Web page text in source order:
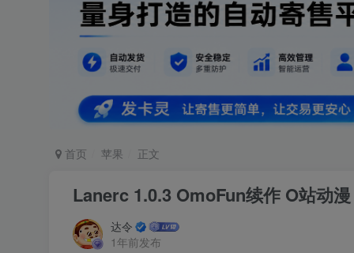
首页 苹果 正文
Lanerc 1.0.3 OmoFun续作 O站动漫
达令
1年前发布